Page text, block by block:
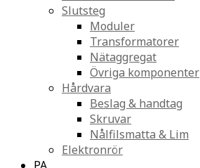
Slutsteg
Moduler
Transformatorer
Nätaggregat
Övriga komponenter
Hårdvara
Beslag & handtag
Skruvar
Nålfilsmatta & Lim
Elektronrör